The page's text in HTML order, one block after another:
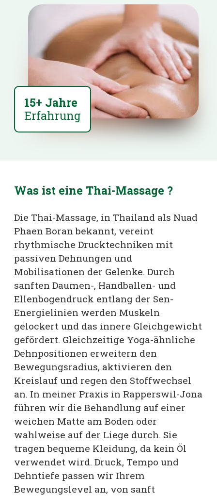
15+ Jahre
Erfahrung
Was ist eine Thai-Massage ?
Die Thai-Massage, in Thailand als Nuad
Phaen Boran bekannt, vereint
rhythmische Drucktechniken mit
passiven Dehnungen und
Mobilisationen der Gelenke. Durch
sanften Daumen-, Handballen- und
Ellenbogendruck entlang der Sen-
Energielinien werden Muskeln
gelockert und das innere Gleichgewicht
gefördert. Gleichzeitige Yoga-ähnliche
Dehnpositionen erweitern den
Bewegungsradius, aktivieren den
Kreislauf und regen den Stoffwechsel
an. In meiner Praxis in Rapperswil-Jona
führen wir die Behandlung auf einer
weichen Matte am Boden oder
wahlweise auf der Liege durch. Sie
tragen bequeme Kleidung, da kein Öl
verwendet wird. Druck, Tempo und
Dehntiefe passen wir Ihrem
Bewegungslevel an, von sanft